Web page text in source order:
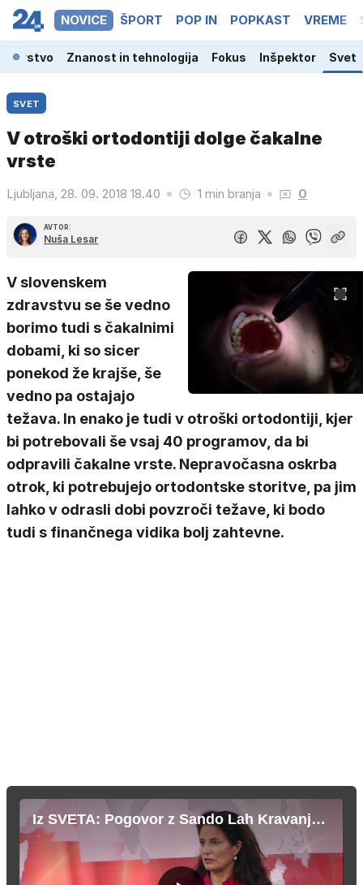
NOVICE ŠPORT POP IN POPKAST VREME
Znanost in tehnologija Fokus Inšpektor Svet
SVET
V otroški ortodontiji dolge čakalne
vrste
Ljubljana, 28. 09. 2018 18.40 1 min branja 0
AVTOR:
Nuša Lesar
V slovenskem
zdravstvu se še vedno
borimo tudi s čakalnimi
dobami, ki so sicer
ponekod že krajše, še
vedno pa ostajajo
težava. In enako je tudi v otroški ortodontiji, kjer
bi potrebovali še vsaj 40 programov, da bi
odpravili čakalne vrste. Nepravočasna oskrba
otrok, ki potrebujejo ortodontske storitve, pa jim
lahko v odrasli dobi povzroči težave, ki bodo
tudi s finančnega vidika bolj zahtevne.
Iz SVETA: Pogovor z Sando Lah Kravanja o čakalnih vrstah